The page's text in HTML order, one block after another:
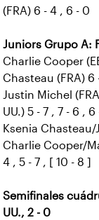
(FRA) 6 - 4 , 6 - 0
Juniors Grupo A:
Charlie Cooper
Chasteau (FRA) 6
Justin Michel
UU.) 5 - 7 , 7 - 6 , 6
Ksenia
Charlie Cooper/
4 , 5 - 7 , [ 10 - 8 ]
Semifinales
UU., 2 - 0